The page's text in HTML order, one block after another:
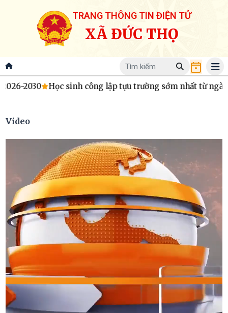
TRANG THÔNG TIN ĐIỆN TỬ
XÃ ĐỨC THỌ
Học sinh công lập tựu trường sớm nhất từ ngày 22/8
Video